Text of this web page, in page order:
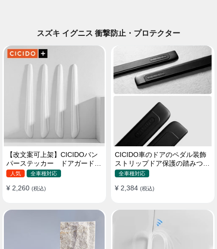
スズキ イグニス 衝撃防止・プロテクター
【改文案可上架】CICIDOバン
パーステッカー ドアガード
衝突防止プロテクター 耐スク
人気 全車種対応
¥ 2,260 (税込)
CICIDO車のドアのペダル装飾
ストリップドア保護の踏みつけ
防止
全車種対応
¥ 2,384 (税込)